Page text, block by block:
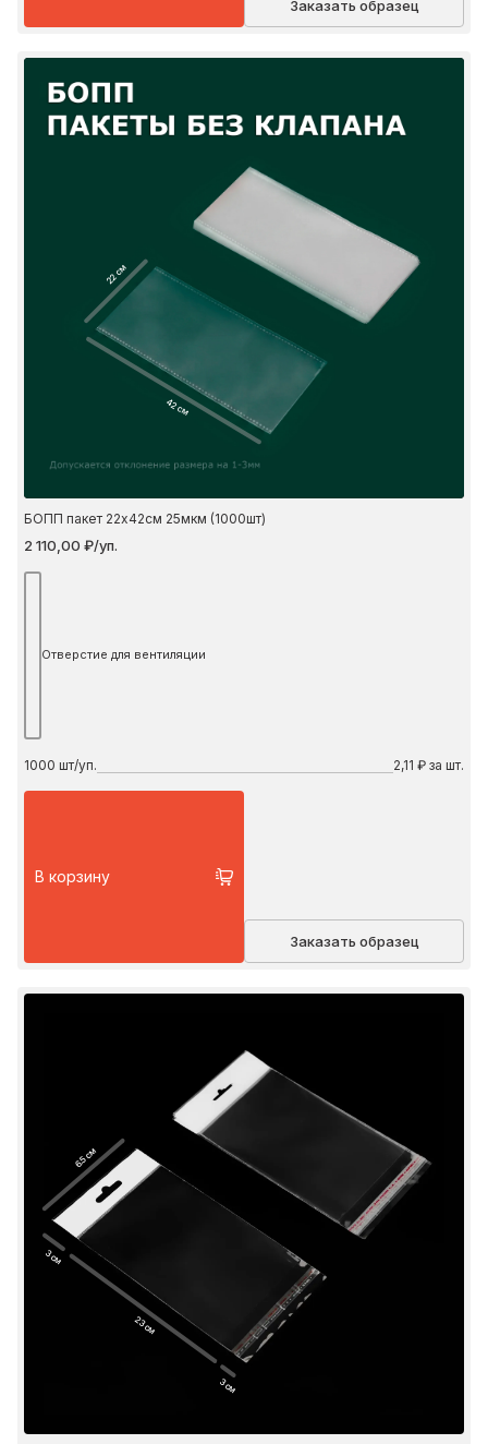
Заказать образец
22 см
42 см
БОПП пакет 22х42см 25мкм (1000шт)
2 110,00 ₽/уп.
Отверстие для вентиляции
1000 шт/уп. 2,11 ₽ за шт.
В корзину
Заказать образец
6.5 см
23 см
3 см
3 см